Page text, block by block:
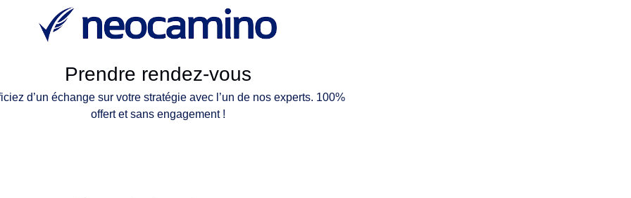
Prendre rendez-vous
d’un échange sur votre stratégie avec l’un de nos experts. 100%
offert et sans engagement !